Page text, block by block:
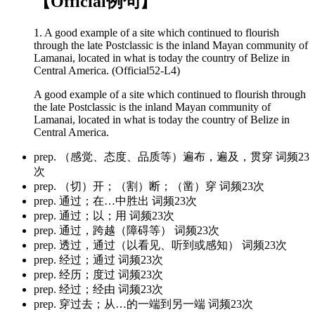
1. A good example of a site which continued to flourish
through the late Postclassic is the inland Mayan community of
Lamanai, located in what is today the country of Belize in
Central America. (Official52-L4)
A good example of a site which continued to flourish through
the late Postclassic is the inland Mayan community of
Lamanai, located in what is today the country of Belize in
Central America.
prep. （感觉、态度、品质等）遍布，遍及，贯穿 词频23
次
prep. （切）开；（割）断；（凿）穿 词频23次
prep. 通过；在…中胜出 词频23次
prep. 通过；以；用 词频23次
prep. 通过，跨越（障碍等） 词频23次
prep. 透过，通过（以看见、听到或感知） 词频23次
prep. 经过；通过 词频23次
prep. 经历；度过 词频23次
prep. 经过；经由 词频23次
prep. 穿过去；从…的一端到另一端 词频23次